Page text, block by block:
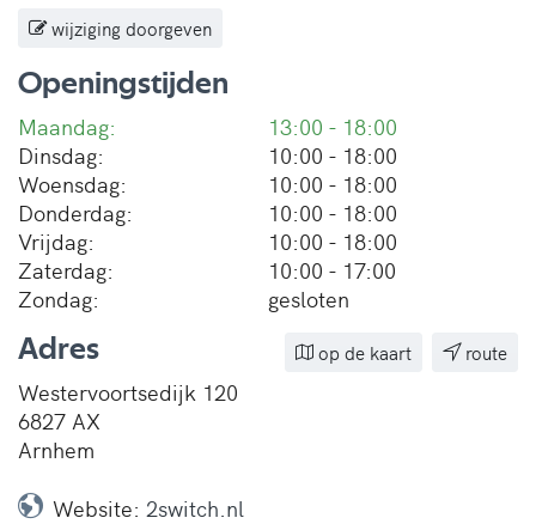
wijziging doorgeven
Openingstijden
Maandag:
13:00 - 18:00
Dinsdag:
10:00 - 18:00
Woensdag:
10:00 - 18:00
Donderdag:
10:00 - 18:00
Vrijdag:
10:00 - 18:00
Zaterdag:
10:00 - 17:00
Zondag:
gesloten
route
op de kaart
Adres
Westervoortsedijk 120
6827 AX
Arnhem
Website: 2switch.nl